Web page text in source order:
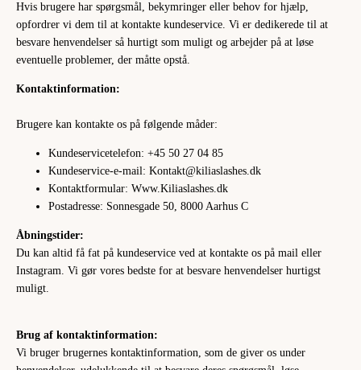
Hvis brugere har spørgsmål, bekymringer eller behov for hjælp,
opfordrer vi dem til at kontakte kundeservice. Vi er dedikerede til at
besvare henvendelser så hurtigt som muligt og arbejder på at løse
eventuelle problemer, der måtte opstå.
Kontaktinformation:
Brugere kan kontakte os på følgende måder:
Kundeservicetelefon: +45 50 27 04 85
Kundeservice-e-mail: Kontakt@kiliaslashes.dk
Kontaktformular: Www.Kiliaslashes.dk
Postadresse: Sonnesgade 50, 8000 Aarhus C
Åbningstider:
Du kan altid få fat på kundeservice ved at kontakte os på mail eller
Instagram. Vi gør vores bedste for at besvare henvendelser hurtigst
muligt.
Brug af kontaktinformation:
Vi bruger brugernes kontaktinformation, som de giver os under